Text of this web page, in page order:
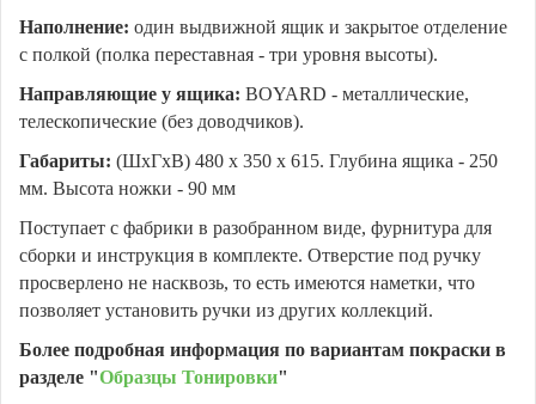
Наполнение: один выдвижной ящик и закрытое отделение
с полкой (полка переставная - три уровня высоты).
Направляющие у ящика: BOYARD - металлические,
телескопические (без доводчиков).
Габариты: (ШхГхВ) 480 х 350 х 615. Глубина ящика - 250
мм. Высота ножки - 90 мм
Поступает с фабрики в разобранном виде, фурнитура для
сборки и инструкция в комплекте. Отверстие под ручку
просверлено не насквозь, то есть имеются наметки, что
позволяет установить ручки из других коллекций.
Более подробная информация по вариантам покраски в
разделе "Образцы Тонировки"